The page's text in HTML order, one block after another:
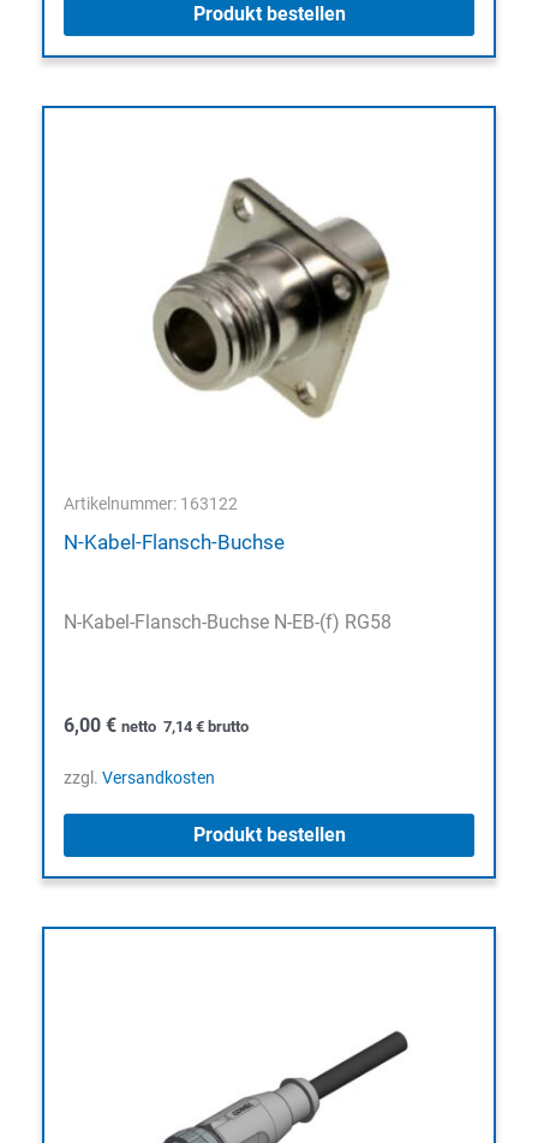
Produkt bestellen
Artikelnummer: 163122
N-Kabel-Flansch-Buchse
N-Kabel-Flansch-Buchse N-EB-(f) RG58
6,00 € netto 7,14 € brutto
zzgl. Versandkosten
Produkt bestellen